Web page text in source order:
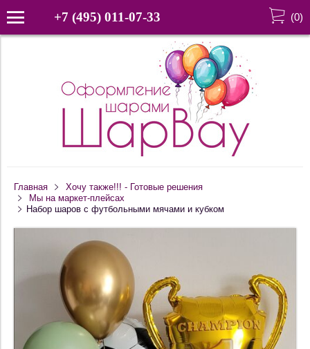
+7 (495) 011-07-33 (0)
Главная
Хочу также!!! - Готовые решения
Мы на маркет-плейсах
Набор шаров с футбольными мячами и кубком